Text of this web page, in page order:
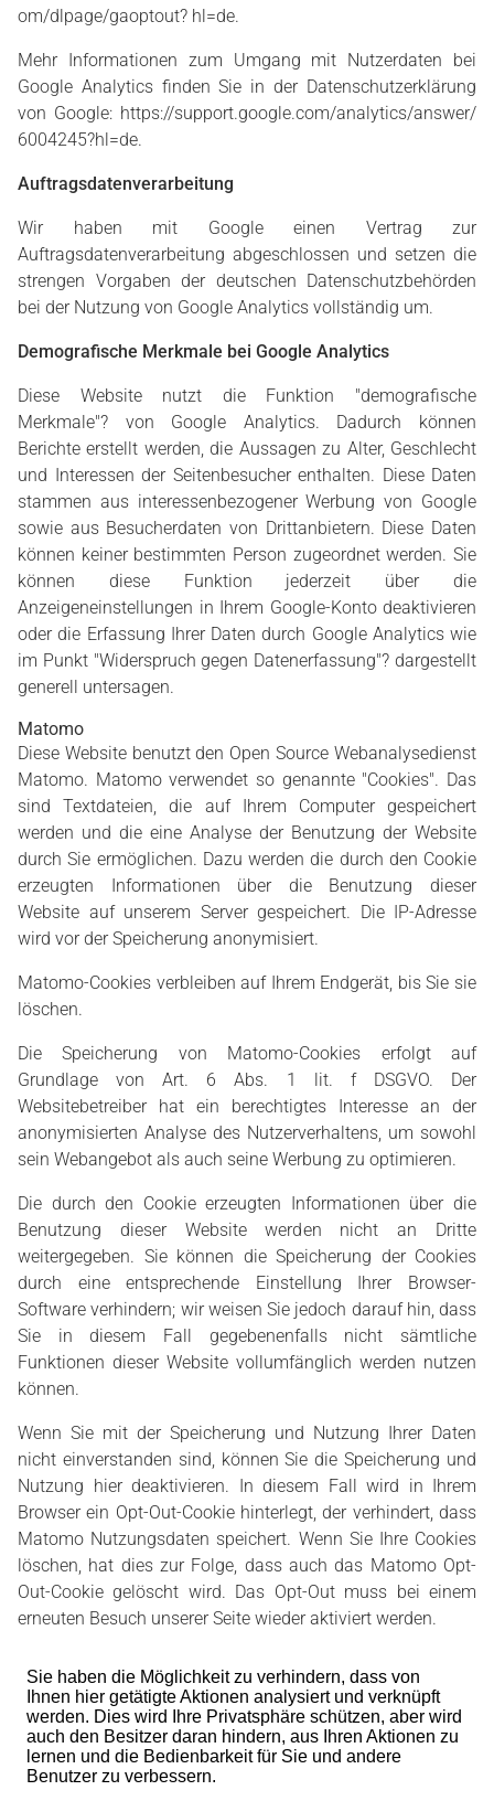
om/dlpage/gaoptout? hl=de.
Mehr Informationen zum Umgang mit Nutzerdaten bei
Google Analytics finden Sie in der Datenschutzerklärung
von Google: https://support.google.com/analytics/answer/
6004245?hl=de.
Auftragsdatenverarbeitung
Wir haben mit Google einen Vertrag zur
Auftragsdatenverarbeitung abgeschlossen und setzen die
strengen Vorgaben der deutschen Datenschutzbehörden
bei der Nutzung von Google Analytics vollständig um.
Demografische Merkmale bei Google Analytics
Diese Website nutzt die Funktion "demografische
Merkmale"? von Google Analytics. Dadurch können
Berichte erstellt werden, die Aussagen zu Alter, Geschlecht
und Interessen der Seitenbesucher enthalten. Diese Daten
stammen aus interessenbezogener Werbung von Google
sowie aus Besucherdaten von Drittanbietern. Diese Daten
können keiner bestimmten Person zugeordnet werden. Sie
können diese Funktion jederzeit über die
Anzeigeneinstellungen in Ihrem Google-Konto deaktivieren
oder die Erfassung Ihrer Daten durch Google Analytics wie
im Punkt "Widerspruch gegen Datenerfassung"? dargestellt
generell untersagen.
Matomo
Diese Website benutzt den Open Source Webanalysedienst
Matomo. Matomo verwendet so genannte "Cookies". Das
sind Textdateien, die auf Ihrem Computer gespeichert
werden und die eine Analyse der Benutzung der Website
durch Sie ermöglichen. Dazu werden die durch den Cookie
erzeugten Informationen über die Benutzung dieser
Website auf unserem Server gespeichert. Die IP-Adresse
wird vor der Speicherung anonymisiert.
Matomo-Cookies verbleiben auf Ihrem Endgerät, bis Sie sie
löschen.
Die Speicherung von Matomo-Cookies erfolgt auf
Grundlage von Art. 6 Abs. 1 lit. f DSGVO. Der
Websitebetreiber hat ein berechtigtes Interesse an der
anonymisierten Analyse des Nutzerverhaltens, um sowohl
sein Webangebot als auch seine Werbung zu optimieren.
Die durch den Cookie erzeugten Informationen über die
Benutzung dieser Website werden nicht an Dritte
weitergegeben. Sie können die Speicherung der Cookies
durch eine entsprechende Einstellung Ihrer Browser-
Software verhindern; wir weisen Sie jedoch darauf hin, dass
Sie in diesem Fall gegebenenfalls nicht sämtliche
Funktionen dieser Website vollumfänglich werden nutzen
können.
Wenn Sie mit der Speicherung und Nutzung Ihrer Daten
nicht einverstanden sind, können Sie die Speicherung und
Nutzung hier deaktivieren. In diesem Fall wird in Ihrem
Browser ein Opt-Out-Cookie hinterlegt, der verhindert, dass
Matomo Nutzungsdaten speichert. Wenn Sie Ihre Cookies
löschen, hat dies zur Folge, dass auch das Matomo Opt-
Out-Cookie gelöscht wird. Das Opt-Out muss bei einem
erneuten Besuch unserer Seite wieder aktiviert werden.